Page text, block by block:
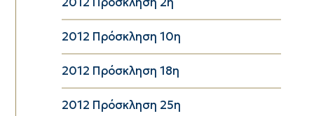
2012 Πρόσκληση 10η
2012 Πρόσκληση 18η
2012 Πρόσκληση 25η